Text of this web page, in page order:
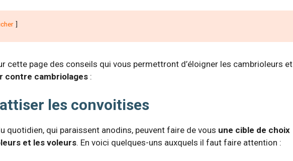
cette page des conseils qui vous permettront d’éloigner les cambrioleurs et
contre cambriolages :
les convoitises
quotidien, qui paraissent anodins, peuvent faire de vous une cible de choix
et les voleurs. En voici quelques-uns auxquels il faut faire attention :